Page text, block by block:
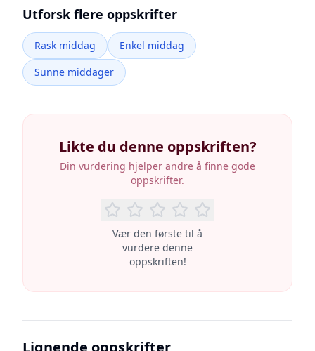
Utforsk flere oppskrifter
Rask middag
Enkel middag
Sunne middager
Likte du denne oppskriften?
Din vurdering hjelper andre å finne gode
oppskrifter.
Vær den første til å
vurdere denne
oppskriften!
Lignende oppskrifter